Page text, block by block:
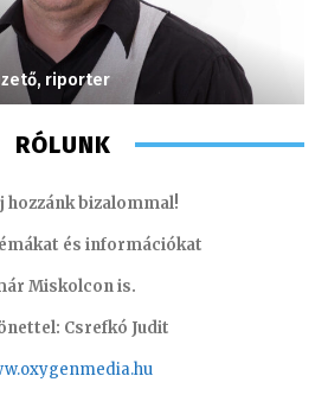
riporter
RÓLUNK
hozzánk bizalommal!
és információkat
Miskolcon is.
Csrefkó Judit
nmedia.hu